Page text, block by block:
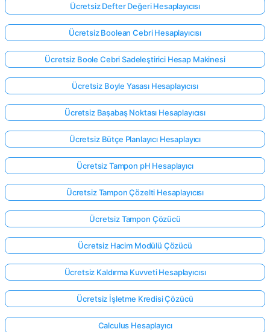
Ücretsiz Defter Değeri Hesaplayıcısı
Ücretsiz Boolean Cebri Hesaplayıcısı
Ücretsiz Boole Cebri Sadeleştirici Hesap Makinesi
Ücretsiz Boyle Yasası Hesaplayıcısı
Ücretsiz Başabaş Noktası Hesaplayıcısı
Ücretsiz Bütçe Planlayıcı Hesaplayıcı
Ücretsiz Tampon pH Hesaplayıcı
Ücretsiz Tampon Çözelti Hesaplayıcısı
Ücretsiz Tampon Çözücü
Ücretsiz Hacim Modülü Çözücü
Ücretsiz Kaldırma Kuvveti Hesaplayıcısı
Ücretsiz İşletme Kredisi Çözücü
Calculus Hesaplayıcı